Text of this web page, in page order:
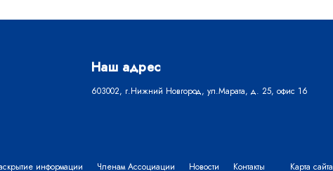
Наш адрес
603002, г.Нижний Новгород, ул.Марата, д. 25, офис 16
информации Членам Ассоциации Новости Контакты Карта сайта